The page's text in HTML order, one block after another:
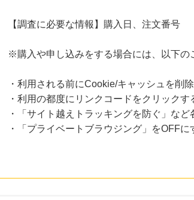
【調査に必要な情報】購入日、注文番号
※購入や申し込みをする場合には、以下の
・利用される前にCookie/キャッシュを削
・利用の都度にリンクコードをクリックす
・「サイト越えトラッキングを防ぐ」な
・「プライベートブラウジング」をOFFに